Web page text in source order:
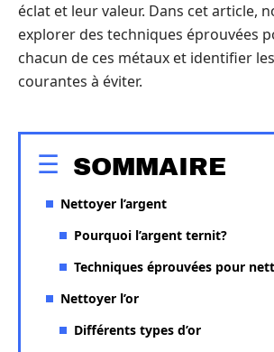
éclat et leur valeur. Dans cet article,
explorer des techniques éprouvées
chacun de ces métaux et identifier
courantes à éviter.
SOMMAIRE
Nettoyer l’argent
Pourquoi l’argent ternit?
Techniques éprouvées pour
Nettoyer l’or
Différents types d’or